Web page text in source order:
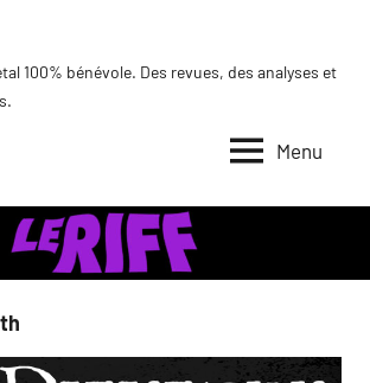
100% bénévole. Des revues, des analyses et
Menu